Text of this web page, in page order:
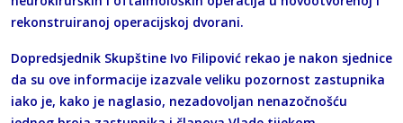
rekonstruiranoj operacijskoj dvorani.
Dopredsjednik Skupštine Ivo Filipović rekao je nakon sjednice
da su ove informacije izazvale veliku pozornost zastupnika
iako je, kako je naglasio, nezadovoljan nenazočnošću